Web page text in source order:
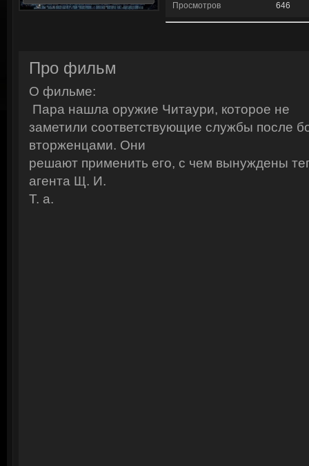
Просмотров 646
Про фильм
О фильме:
Пара нашла оружие Читаури, которое не
заметили соответствующие службы после
вторженцами. Они
решают применить его, с чем вынуждены
агента Щ. И.
Т. а.
Смотреть онлайн: